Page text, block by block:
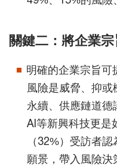
關鍵二：將企業
明確的企業宗旨可
風險是威脅、抑或
永續、供應鏈道
AI等新興科技更是
（32%）受訪者
願景，帶入風險